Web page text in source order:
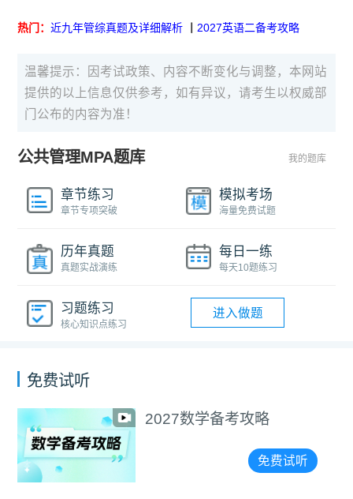
热门：近九年管综真题及详细解析 丨2027英语二备考攻略
温馨提示：因考试政策、内容不断变化与调整，本网站
提供的以上信息仅供参考，如有异议，请考生以权威部
门公布的内容为准！
公共管理MPA题库 我的题库
章节练习
章节专项突破
模拟考场
海量免费试题
历年真题
真题实战演练
每日一练
每天10题练习
习题练习
核心知识点练习
进入做题
免费试听
2027数学备考攻略
免费试听